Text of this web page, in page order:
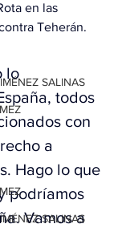
SALINAS
SALINAS
en las
Teherán.
lo
todos
con
a
Hago lo que
podríamos
Vamos a